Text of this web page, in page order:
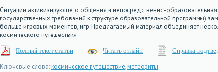
Ситуации активизирующего общения и непосредственно-
государственных требований к структуре образовательной программы)
больше игровых моментов, игр. Предлагаемый материал объединяет
космического путешествия
Полный текст статьи Читать онлайн Справка-
Ключевые слова:космическое путешествие,метеориты